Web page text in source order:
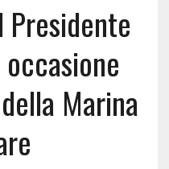
Presidente
Marina